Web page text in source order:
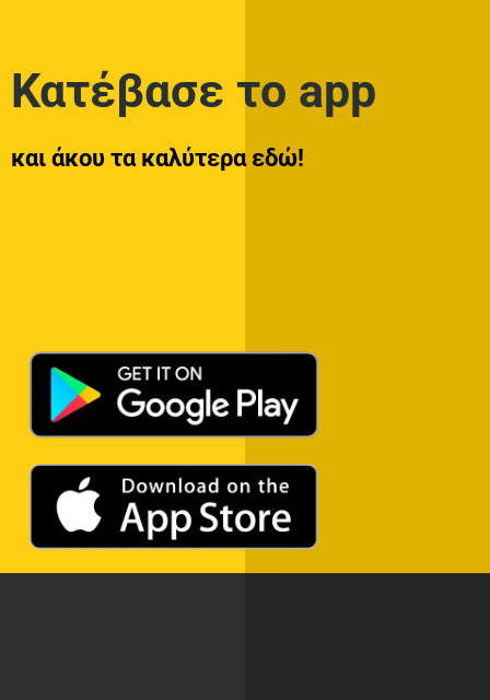
Κατέβασε το app
και άκου τα καλύτερα εδώ!